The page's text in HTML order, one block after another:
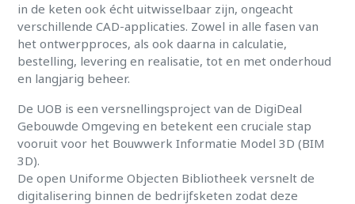
in de keten ook écht uitwisselbaar zijn, ongeacht
verschillende CAD-applicaties. Zowel in alle fasen van
het ontwerpproces, als ook daarna in calculatie,
bestelling, levering en realisatie, tot en met onderhoud
en langjarig beheer.
De UOB is een versnellingsproject van de DigiDeal
Gebouwde Omgeving en betekent een cruciale stap
vooruit voor het Bouwwerk Informatie Model 3D (BIM
3D).
De open Uniforme Objecten Bibliotheek versnelt de
digitalisering binnen de bedrijfsketen zodat deze